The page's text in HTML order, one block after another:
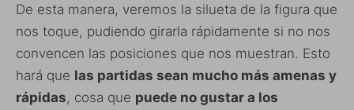
De esta manera, veremos la silueta de la figura que
nos toque, pudiendo girarla rápidamente si no nos
convencen las posiciones que nos muestran. Esto
hará que las partidas sean mucho más amenas y
rápidas, cosa que puede no gustar a los